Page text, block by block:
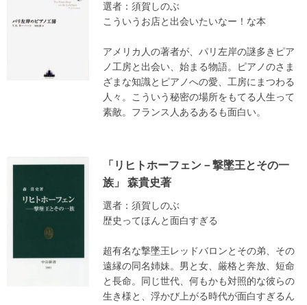
選者：須賀しのぶ
こういうお店と出会いたいなー！な本
アメリカ人の著者が、パリ左岸の謎多きピア
ノ工房と出会い、始まる物語。ピアノのさま
ざまな知識とピアノへの愛、工房にまつわる
人々。こういう秘密の場所をもてる人生って
素敵。フランス人あるあるも面白い。
「リヒトホーフェン－撃墜王とその一
族」 森貴史著
選者：須賀しのぶ
歴史ってほんと面白すぎる
超有名な撃墜王レッドバロンとその弟、その
遠縁の同名姉妹。男と女、厳格と奔放、短命
と長命。同じ世代、何もかも対照的な彼らの
生き様と、浮かび上がる時代が面白すぎるん